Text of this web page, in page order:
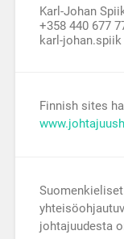
Karl-Johan
+358 440 677
karl-
Finnish sites
johtajuudesta